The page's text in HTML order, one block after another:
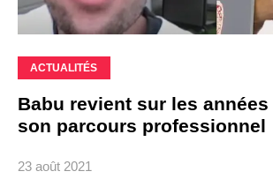
ACTUALITÉS
Babu revient sur les
son parcours professionnel
23 août 2021